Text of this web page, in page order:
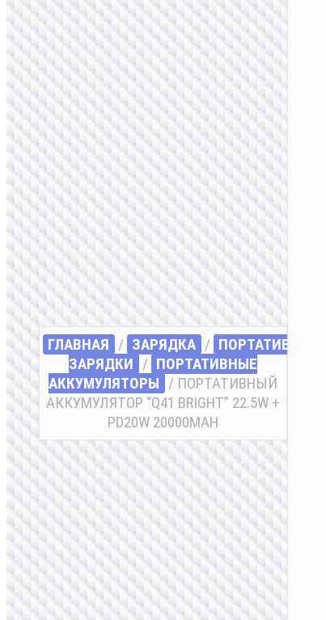
ГЛАВНАЯ / ЗАРЯДКА / ПОРТАТИВНЫЕ
ЗАРЯДКИ / ПОРТАТИВНЫЕ
АККУМУЛЯТОРЫ / ПОРТАТИВНЫЙ
АККУМУЛЯТОР “Q41 BRIGHT” 22.5W +
PD20W 20000MAH